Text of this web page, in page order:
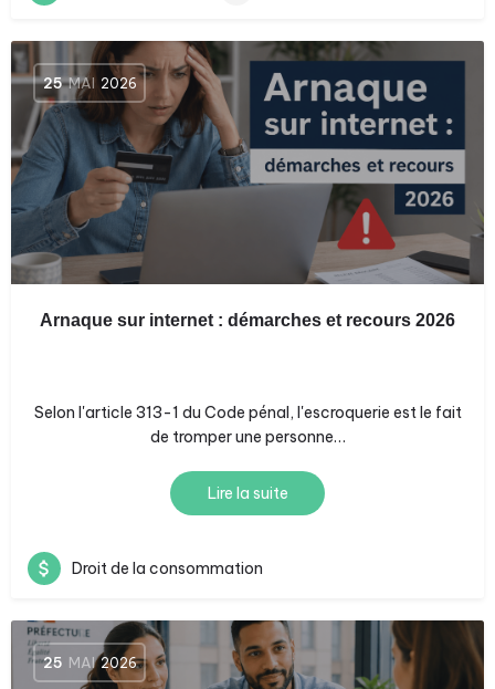
25 MAI 2026
Arnaque sur internet : démarches et recours 2026
Selon l'article 313-1 du Code pénal, l'escroquerie est le fait
de tromper une personne…
Lire la suite
Droit de la consommation
25 MAI 2026